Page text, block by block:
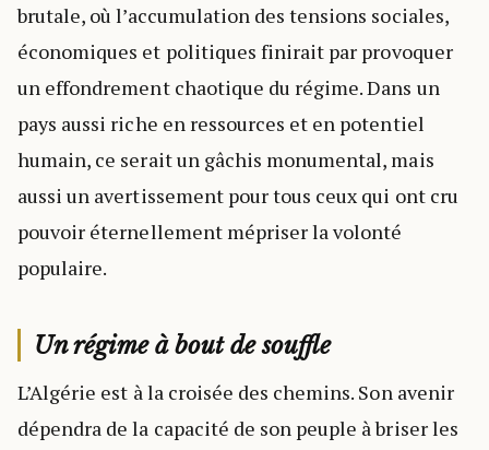
brutale, où l’accumulation des tensions sociales,
économiques et politiques finirait par provoquer
un effondrement chaotique du régime. Dans un
pays aussi riche en ressources et en potentiel
humain, ce serait un gâchis monumental, mais
aussi un avertissement pour tous ceux qui ont cru
pouvoir éternellement mépriser la volonté
populaire.
Un régime à bout de souffle
L’Algérie est à la croisée des chemins. Son avenir
dépendra de la capacité de son peuple à briser les